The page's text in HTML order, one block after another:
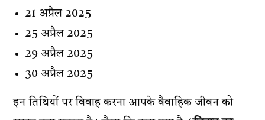
21 अप्रैल 2025
25 अप्रैल 2025
29 अप्रैल 2025
30 अप्रैल 2025
इन तिथियों पर विवाह करना आपके वैवाहिक जीवन को